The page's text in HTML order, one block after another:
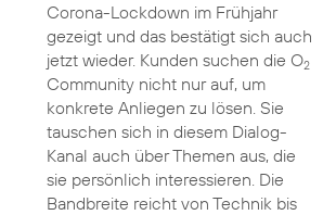
Corona-Lockdown im Frühjahr
gezeigt und das bestätigt sich auch
jetzt wieder. Kunden suchen die O2
Community nicht nur auf, um
konkrete Anliegen zu lösen. Sie
tauschen sich in diesem Dialog-
Kanal auch über Themen aus, die
sie persönlich interessieren. Die
Bandbreite reicht von Technik bis